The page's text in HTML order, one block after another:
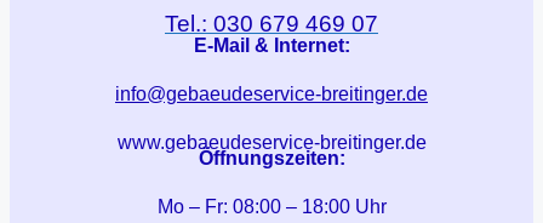
Tel.: 030 679 469 07
E-Mail & Internet:
info@gebaeudeservice-breitinger.de
www.gebaeudeservice-breitinger.de
Öffnungszeiten:
Mo – Fr: 08:00 – 18:00 Uhr